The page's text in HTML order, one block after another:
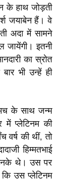
के हाथ जोड़ती
जयाबेन हैं। वे
अदा में सामने
जायेंगी। इतनी
का स्रोत
भी उन्हें ही
के साथ जन्म
में प्लेटिनम की
वर्ष की थीं, तो
हिम्मतभाई
थे। उस पर
कि उस प्लेटिनम